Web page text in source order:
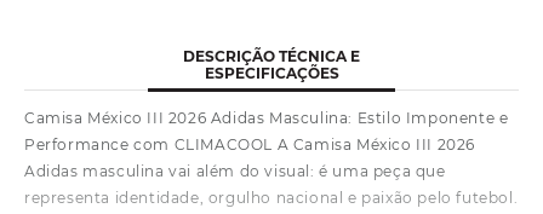
DESCRIÇÃO TÉCNICA E
ESPECIFICAÇÕES
Camisa México III 2026 Adidas Masculina: Estilo Imponente e
Performance com CLIMACOOL A Camisa México III 2026
Adidas masculina vai além do visual: é uma peça que
representa identidade, orgulho nacional e paixão pelo futebol.